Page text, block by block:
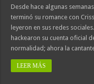
Desde hace algunas
terminó su romance con
leyeron en sus redes
hackearon su cuenta oficial
normalidad; ahora la
LEER MÁS